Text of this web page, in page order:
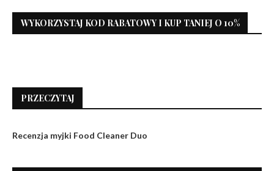
WYKORZYSTAJ KOD RABATOWY I KUP TANIEJ O 10%
PRZECZYTAJ
Recenzja myjki Food Cleaner Duo